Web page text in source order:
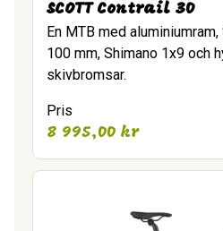
SCOTT Contrail 30
En MTB med
100 mm, Shimano 1x9 och
skivbromsar.
Pris
8 995,00 kr